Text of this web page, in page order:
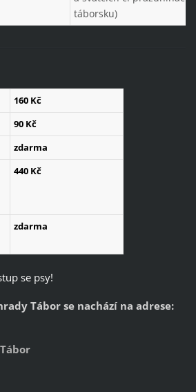
táborsku)
160 Kč
90 Kč
zdarma
440 Kč
zdarma
se psy!
Tábor se nachází na adrese: